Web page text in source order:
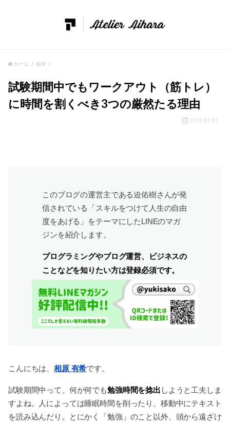
ホーム 独学
試験期間中でもワークアウト（筋トレ）
に時間を割くべき3つの厳然たる理由
2018.07.07
このブログの運営主である迫佑樹さんが発
信されている「スキルをつけて人生の自由
度をあげる」をテーマにしたLINEのマガ
ジンを紹介します。
プログラミングやブログ運営、ビジネスの
ことなどを知りたい方は登録必須です。
こんにちは、相原 有希です。
試験期間中って、何が何でも勉強時間を捻出 しようと工夫しま
すよね。人によっては睡眠時間を削ったり、移動中にテキスト
を読み込んだり。とにかく「勉強」のこと以外、頭から遠ざけ